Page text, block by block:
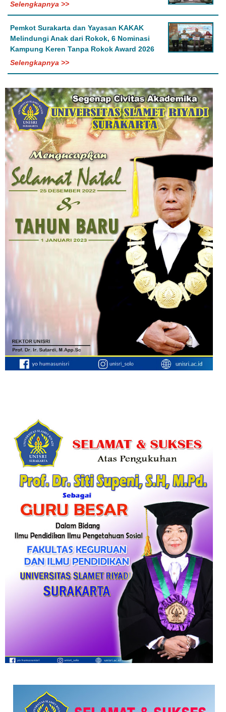
Selengkapnya >>
Pemkot Surakarta dan Yayasan KAKAK
Melindungi Anak dari Rokok, 6 Nominasi
Kampung Keren Tanpa Rokok Award 2026
Selengkapnya >>